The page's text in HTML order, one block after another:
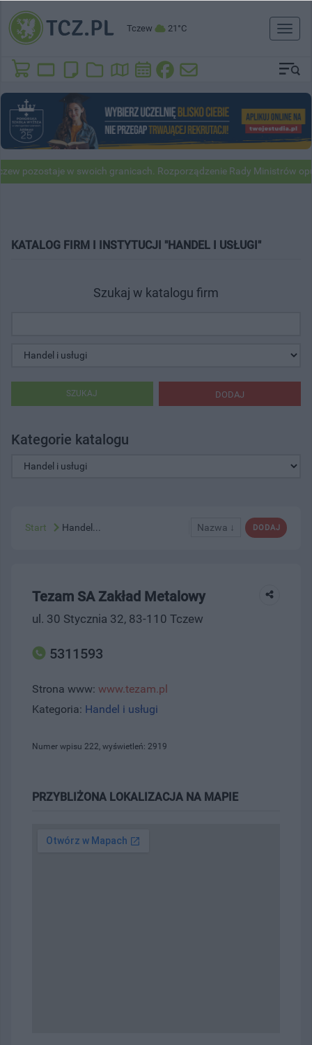
Tczew 21°C
Toggle
pozostaje w swoich granicach. Rozporządzenie Rady Ministrów
KATALOG FIRM I INSTYTUCJI "HANDEL I USŁUGI"
Szukaj w katalogu firm
DODAJ
SZUKAJ
Kategorie katalogu
DODAJ
Nazwa ↓
Start Handel...
Tezam SA Zakład Metalowy
ul. 30 Stycznia 32, 83-110 Tczew
5311593
Strona www: www.tezam.pl
Kategoria: Handel i usługi
Numer wpisu 222, wyświetleń: 2919
PRZYBLIŻONA LOKALIZACJA NA MAPIE